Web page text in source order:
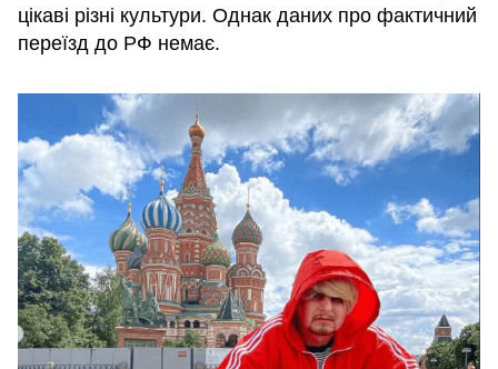
цікаві різні культури. Однак даних про фактичний
переїзд до РФ немає.